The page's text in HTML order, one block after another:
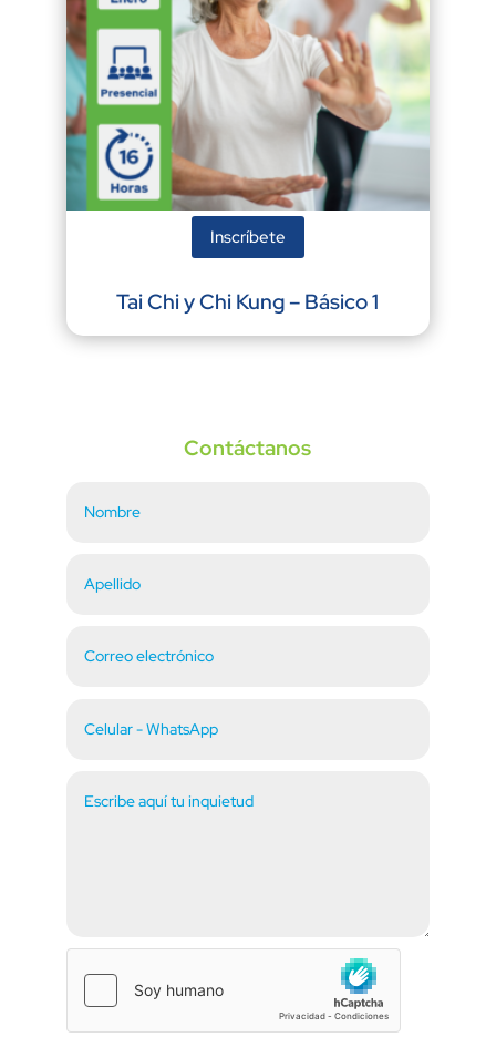
Inscríbete
Tai Chi y Chi Kung – Básico 1
Contáctanos